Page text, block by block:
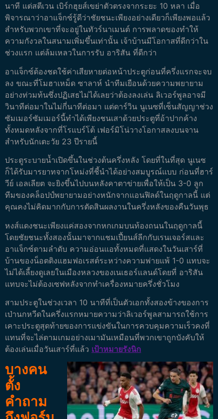
นาที แต่สตีเวน เบิร์กฮุยส์เขย่าตัวตรงจากระยะ 10 หลา เมื่อ
พิจารณาว่าอาแจ็กซ์รู้ดีว่าชัยชนะเพียงอย่างเดียวก็เพียงพอแล้ว
สำหรับพวกเขาที่จะอยู่ในทัวร์นาเมนต์ การพลาดของทำให้
ความกังวลในสนามเพิ่มขึ้นเท่านั้น เจ้าบ้านมีโอกาสที่ดีกว่าใน
ช่วงแรก แต่ล้มเหลวในการรับ อาริสัน ที่ดีกว่า
อาแจ็กซ์ต้องชดใช้ค่าเสียหายต่อหน้าประตูก่อนที่ครึ่งแรกจะจบ
ลง ขณะที่โมฮาเหม็ด ซาลาห์ นำทีมเยือนด้วยความพยายาม
อย่างท่วมท้นซึ่งปฏิเสธไม่ได้เลยว่าต้องลงเล่น ลิเวอร์พูลอาจมี
วินาทีต่อมาในไม่กี่นาทีต่อมา แต่ดาร์วิน นูเนซที่เซ็นสัญญาช่วง
ซัมเมอร์ซัมเมอร์นี้ทำได้เพียงชนเสาด้วยประตูที่อ้าปากค้าง
ทั้งหมดหลังจากที่โรแบร์โต้ เฟอร์มิโน่วางโอกาสลงบนจาน
สำหรับนักเตะวัย 23 ปีรายนี้
ประตูระบายน้ำเปิดขึ้นในช่วงต้นครึ่งหลัง โดยที่ในที่สุด นูเนซ
ก็ได้รับมารยาทจากโหม่งที่ชี้นำได้อย่างสมบูรณ์แบบ ก่อนที่ฮาร์
วีย์ เอลเลียต จะยิงขึ้นไปบนหลังคาตาข่ายเพื่อให้เป็น 3-0 ลูก
ทีมของคล็อปป์พยายามอย่างหนักจากแอนฟิลด์ในฤดูกาลนี้ แต่
คุณคงไม่คิดมากกับการตัดสินผลงานในครึ่งหลังของคืนวันพุธ
หงส์แดงชนะเพียงแค่สองจากหกเกมบนท้องถนนในฤดูกาลนี้
โดยชัยชนะทั้งสองนั้นมาจากแชมเปี้ยนส์ลีกกับเรนเจอร์สและ
อาแจ็กซ์ตามลำดับ ความอ่อนแอทั้งหมดที่แสดงในวันเสาร์ที่
บ้านของน็อตติงแฮมฟอเรสต์ระหว่างความพ่ายแพ้ 1-0 แทบจะ
ไม่ได้เลี้ยงดูเลยในเมืองหลวงของเนเธอร์แลนด์โดยที่ อาริสัน
แทบจะไม่ต้องเซฟหลังจากทำเครื่องหมายครึ่งชั่วโมง
สามประตูในช่วงเวลา 10 นาทีที่เป็นตัวเอกทั้งสองข้างของการ
เป่านกหวีดในครึ่งแรกหมายความว่าลิเวอร์พูลสามารถใช้การ
เคาะประตูสุดท้ายของการแข่งขันในการควบคุมความเร็วคงที่
แทนที่จะไล่ตามเกมอย่างเมามันเหมือนที่พวกเขาถูกบังคับให้
ต้องเล่นเมื่อวันเสาร์ที่แล้ว เป้าหมายรังนิก
บางคน
ตั้ง
คำถาม